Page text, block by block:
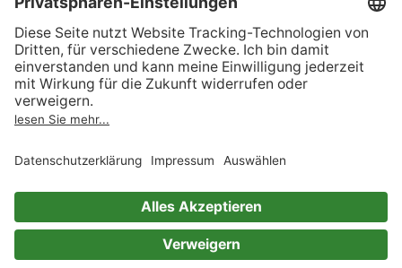
AGB
Informationen nach Data
Act
Verträge hier kündigen
Impressum
Immer ein gutes Buch